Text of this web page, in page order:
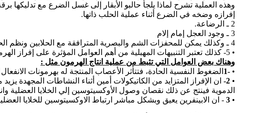
إفرازه وضخه في الضرع أثناء عملية الحلب ذاتها.
2 ـ الرضاعة.
3 ـ وجود العجل إمام إلام
4 ـ وكذلك يمكن للمحفزات الشم والبصرية المترافقة مع الحلابين ونظم الحلابة تسبب دفع اللبن
• 5- كذلك تعتبر التنبيهات المهبلية من أهم العوامل المؤثرة على إفراز الهرمون (أثناء الولادة).
وهناك بعض العوامل التي تثبط من عملية انتاج الهرمون مثل :
•
-1
الضغوط النفسية الحادة، فتتأثر الأعصاب المنتجة له بهرمونات
•
2-
ان الإفراز المتزايد من الكاتيكولات أمين أثناء النشاطات المجهدة
الدموية فينتج عن ذلك نقصان وصول الأوكسيتوسين إلي الخلايا العضلية
•
3 - ان الابينفرين يعيق وبشكل مباشر ارتباط الاوكسيتوسين للخلايا